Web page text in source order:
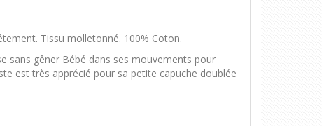
Tissu molletonné. 100% Coton.
sans gêner Bébé dans ses mouvements pour
est très apprécié pour sa petite capuche doublée